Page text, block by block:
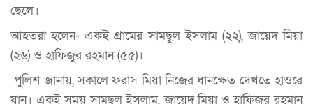
ছেলে।
আহতরা হলেন- একই গ্রামের সামছুল ইসলাম (২২), জায়েদ মিয়া
(২৬) ও হাফিজুর রহমান (৫৫)।
পুলিশ জানায়, সকালে ফরাস মিয়া নিজের ধানক্ষেত দেখতে হাওরে
যান। একই সময় সামছুল ইসলাম, জায়েদ মিয়া ও হাফিজুর রহমান